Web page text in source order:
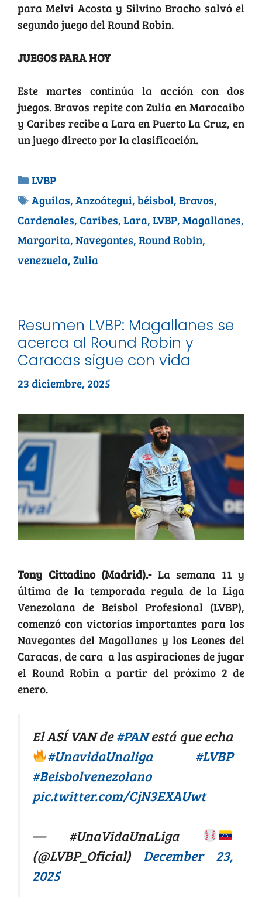
para Melvi Acosta y Silvino Bracho salvó el
segundo juego del Round Robin.
JUEGOS PARA HOY
Este martes continúa la acción con dos
juegos. Bravos repite con Zulia en Maracaibo
y Caribes recibe a Lara en Puerto La Cruz, en
un juego directo por la clasificación.
LVBP
Aguilas,Anzoátegui,béisbol,Bravos,
Cardenales, Caribes, Lara, LVBP, Magallanes,
Margarita, Navegantes, Round Robin,
venezuela, Zulia
Resumen LVBP: Magallanes se
acerca al Round Robin y
Caracas sigue con vida
23 diciembre, 2025
Tony Cittadino (Madrid).- La semana 11 y
última de la temporada regula de la Liga
Venezolana de Beisbol Profesional (LVBP),
comenzó con victorias importantes para los
Navegantes del Magallanes y los Leones del
Caracas, de cara a las aspiraciones de jugar
el Round Robin a partir del próximo 2 de
enero.
El ASÍ VAN de#PANestá que echa
#UnavidaUnaliga
#LVBP
#Beisbolvenezolano
pic.twitter.com/CjN3EXAUwt
— #UnaVidaUnaLiga
(@LVBP_Oficial) December 23,
2025